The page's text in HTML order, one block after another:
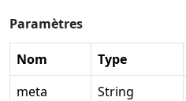
Paramètres
Nom Type
meta
String